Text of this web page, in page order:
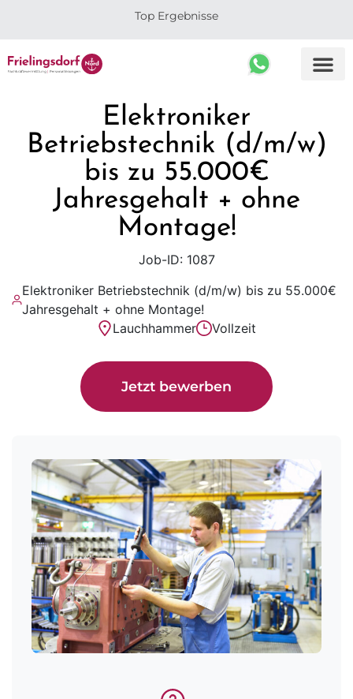
Top Ergebnisse
Elektroniker
Betriebstechnik (d/m/w)
bis zu 55.000€
Jahresgehalt + ohne
Montage!
Job-ID: 1087
Elektroniker Betriebstechnik (d/m/w) bis zu 55.000€
Jahresgehalt + ohne Montage!
Lauchhammer
Vollzeit
Jetzt bewerben